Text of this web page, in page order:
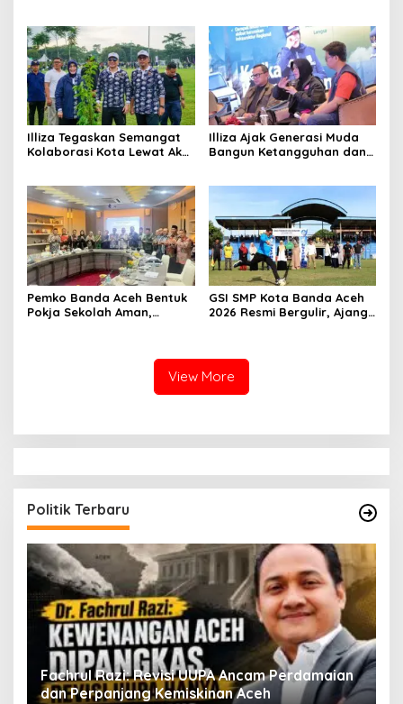
Illiza Tegaskan Semangat
Kolaborasi Kota Lewat Aksi
Illiza Ajak Generasi Muda
Bangun Ketangguhan dan
Pemko Banda Aceh Bentuk
Pokja Sekolah Aman,
GSI SMP Kota Banda Aceh
2026 Resmi Bergulir, Ajang
View More
Politik Terbaru
Fachrul Razi: Revisi UUPA Ancam Perdamaian
dan Perpanjang Kemiskinan Aceh